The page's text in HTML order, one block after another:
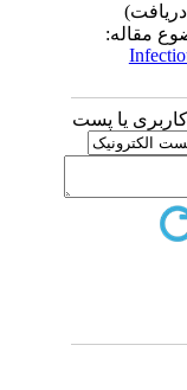
مقاله:
یا پست